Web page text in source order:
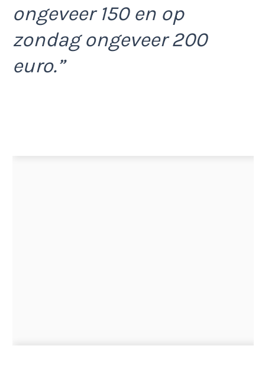
ongeveer 150 en op
zondag ongeveer 200
euro.”